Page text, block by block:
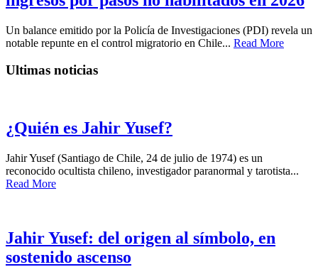
Un balance emitido por la Policía de Investigaciones (PDI) revela un
notable repunte en el control migratorio en Chile... Read More
Ultimas noticias
¿Quién es Jahir Yusef?
Jahir Yusef (Santiago de Chile, 24 de julio de 1974) es un
reconocido ocultista chileno, investigador paranormal y tarotista...
Read More
Jahir Yusef: del origen al símbolo, en
sostenido ascenso